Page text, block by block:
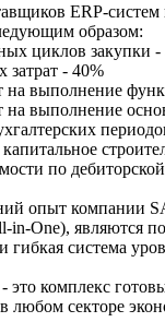
ERP-систем
образом:
циклов закупки -
затрат - 40%
на выполнение
на выполнение
по
опыт компании
in-One), являются
гибкая система
это комплекс
любом секторе